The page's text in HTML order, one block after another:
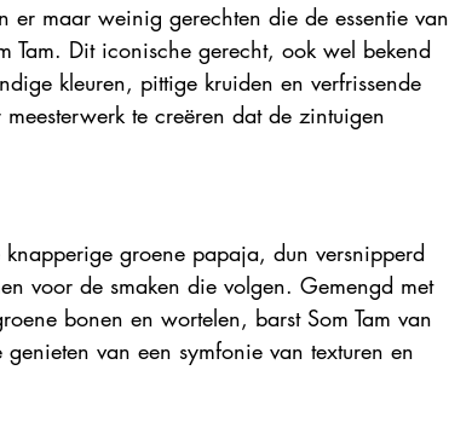
er maar weinig gerechten die de essentie van
Tam. Dit iconische gerecht, ook wel bekend
kleuren, pittige kruiden en verfrissende
te creëren dat de zintuigen
groene papaja, dun versnipperd
voor de smaken die volgen. Gemengd met
bonen en wortelen, barst Som Tam van
van een symfonie van texturen en